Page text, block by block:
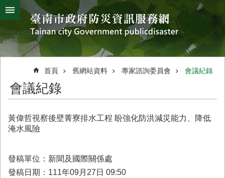
跳到主要內容區塊
搜
尋
進
階
搜
熱
字
颱
風
災
害
救
辦
簡
介
首頁 舊網站資料 專家諮詢委員會 會議紀錄
會議紀錄
黃偉哲視察後壁菁寮排水工程 盼強化防洪減災能力、降低
淹水風險
發稿單位：新聞及國際關係處
發稿日期：111年09月27日 09:50